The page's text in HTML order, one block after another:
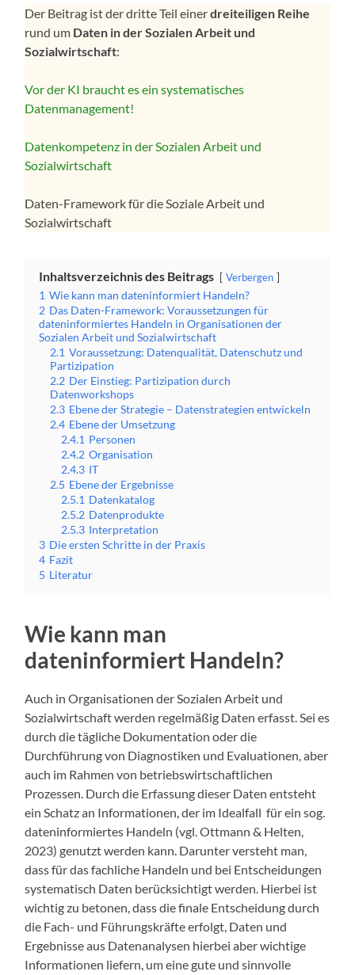
Der Beitrag ist der dritte Teil einerdreiteiligen Reihe
rund um Daten in der Sozialen Arbeit und
Sozialwirtschaft:
Vor der KI braucht es ein systematisches
Datenmanagement!
Datenkompetenz in der Sozialen Arbeit und
Sozialwirtschaft
Daten-Framework für die Soziale Arbeit und
Sozialwirtschaft
Inhaltsverzeichnis des Beitrags Verbergen
1 Wie kann man dateninformiert Handeln?
2 Das Daten-Framework: Voraussetzungen für
dateninformiertes Handeln in Organisationen der
Sozialen Arbeit und Sozialwirtschaft
2.1 Voraussetzung: Datenqualität, Datenschutz und
Partizipation
2.2 Der Einstieg: Partizipation durch
Datenworkshops
2.3 Ebene der Strategie – Datenstrategien entwickeln
2.4 Ebene der Umsetzung
2.4.1 Personen
2.4.2 Organisation
2.4.3 IT
2.5 Ebene der Ergebnisse
2.5.1 Datenkatalog
2.5.2 Datenprodukte
2.5.3 Interpretation
3 Die ersten Schritte in der Praxis
4 Fazit
5 Literatur
Wie kann man
dateninformiert Handeln?
Auch in Organisationen der Sozialen Arbeit und
Sozialwirtschaft werden regelmäßig Daten erfasst. Sei es
durch die tägliche Dokumentation oder die
Durchführung von Diagnostiken und Evaluationen, aber
auch im Rahmen von betriebswirtschaftlichen
Prozessen. Durch die Erfassung dieser Daten entsteht
ein Schatz an Informationen, der im Idealfall für ein sog.
dateninformiertes Handeln (vgl. Ottmann & Helten,
2023) genutzt werden kann. Darunter versteht man,
dass für das fachliche Handeln und bei Entscheidungen
systematisch Daten berücksichtigt werden. Hierbei ist
wichtig zu betonen, dass die finale Entscheidung durch
die Fach- und Führungskräfte erfolgt, Daten und
Ergebnisse aus Datenanalysen hierbei aber wichtige
Informationen liefern, um eine gute und sinnvolle